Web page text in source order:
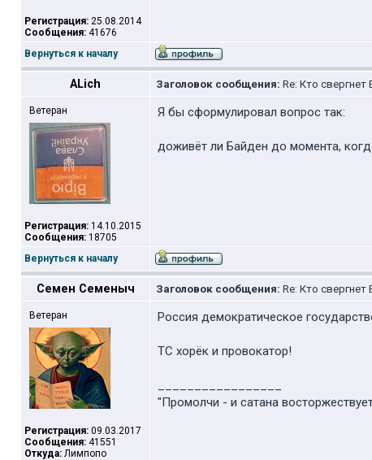
Регистрация: 25.08.2014
Сообщения: 41676
Вернуться к началу
ALich Заголовок сообщения: Re: Кто свергнет
Ветеран
Регистрация: 14.10.2015
Сообщения: 18705
Я бы сформулировал вопрос так:
доживёт ли Байден до момента,
Вернуться к началу
Семен Семеныч Заголовок сообщения: Re: Кто свергнет
Ветеран
Регистрация: 09.03.2017
Сообщения: 41551
Откуда: Лимпопо
Россия демократическое
ТС хорёк и провокатор!
"Промолчи - и сатана